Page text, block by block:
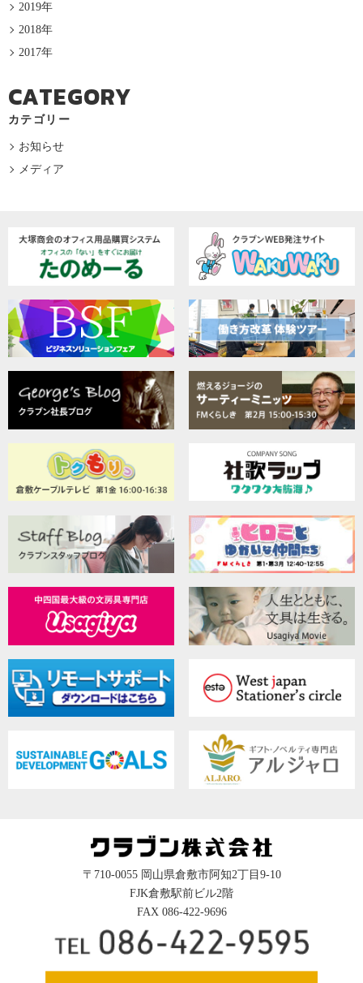
2019年
2018年
2017年
CATEGORY
カテゴリー
お知らせ
メディア
〒710-0055 岡山県倉敷市阿知2丁目9-10
FJK倉敷駅前ビル2階
FAX 086-422-9696